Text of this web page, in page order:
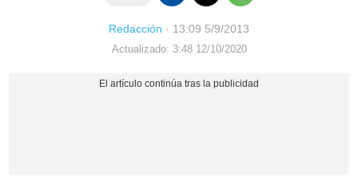
Redacción · 13:09 5/9/2013
Actualizado: 3:48 12/10/2020